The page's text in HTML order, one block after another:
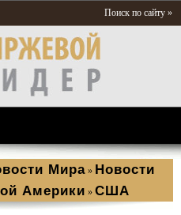
Поиск по сайту »
Мира » Новости
Америки » США